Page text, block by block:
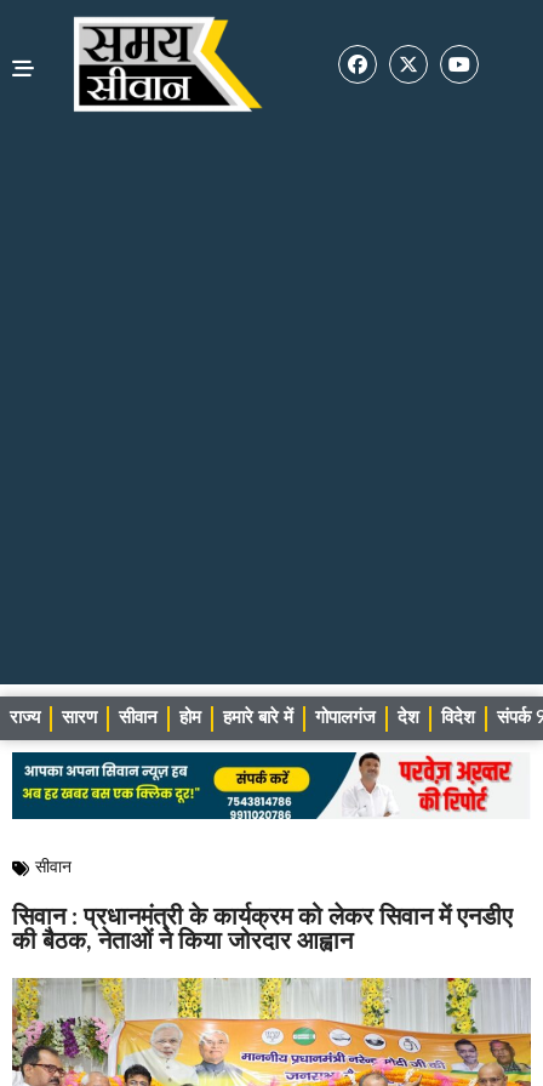
राज्य सारण सीवान होम हमारे बारे में गोपालगंज देश विदेश संपर्क
सीवान
सिवान : प्रधानमंत्री के कार्यक्रम को लेकर सिवान में एनडीए
की बैठक, नेताओं ने किया जोरदार आह्वान